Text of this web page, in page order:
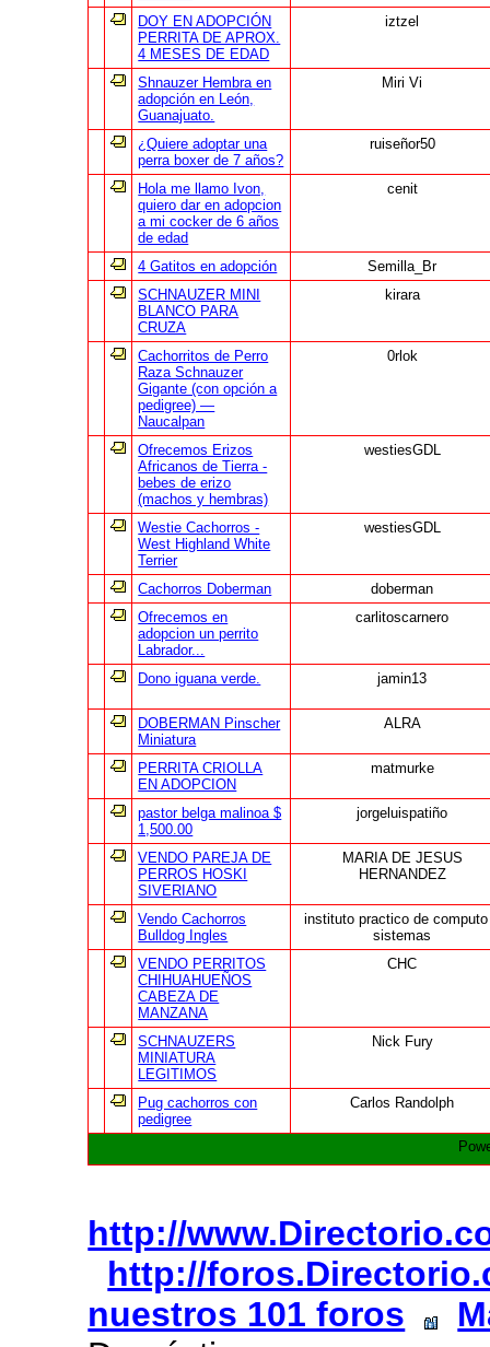
DOY EN ADOPCIÓN
PERRITA DE APROX.
4 MESES DE EDAD
iztzel
Shnauzer Hembra en
adopción en León,
Guanajuato.
Miri Vi
¿Quiere adoptar una
perra boxer de 7 años?
ruiseñor50
Hola me llamo Ivon,
quiero dar en adopcion
a mi cocker de 6 años
de edad
cenit
4 Gatitos en adopción
Semilla_Br
SCHNAUZER MINI
BLANCO PARA
CRUZA
kirara
Cachorritos de Perro
Raza Schnauzer
Gigante (con opción a
pedigree) —
Naucalpan
0rlok
Ofrecemos Erizos
Africanos de Tierra -
bebes de erizo
(machos y hembras)
westiesGDL
Westie Cachorros -
West Highland White
Terrier
westiesGDL
Cachorros Doberman
doberman
Ofrecemos en
adopcion un perrito
Labrador...
carlitoscarnero
Dono iguana verde. jamin13
DOBERMAN Pinscher
Miniatura
ALRA
PERRITA CRIOLLA
EN ADOPCION
matmurke
pastor belga malinoa $
1,500.00
jorgeluispatiño
VENDO PAREJA DE
PERROS HOSKI
SIVERIANO
MARIA DE JESUS
HERNANDEZ
Vendo Cachorros
Bulldog Ingles
instituto practico de
sistemas
VENDO PERRITOS
CHIHUAHUEÑOS
CABEZA DE
MANZANA
CHC
SCHNAUZERS
MINIATURA
LEGITIMOS
Nick Fury
Pug cachorros con
pedigree
Carlos Randolph
http://
http://
nuestros 101 foros